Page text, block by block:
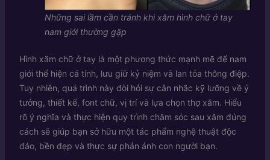
Những sai lầm cần tránh khi xăm hình chữ ở tay
nam giới thường gặp
Hình xăm chữ ở tay là một phương thức mạnh mẽ để nam
giới thể hiện cá tính, lưu giữ kỷ niệm và lan tỏa thông điệp.
Tuy nhiên, quá trình này đòi hỏi sự cân nhắc kỹ lưỡng về ý
tưởng, thiết kế, font chữ, vị trí và lựa chọn thợ xăm. Hiểu
rõ ý nghĩa và thực hiện quy trình chăm sóc sau xăm đúng
cách sẽ giúp bạn sở hữu một tác phẩm nghệ thuật độc
đáo, bền đẹp và thực sự phản ánh con người bạn.